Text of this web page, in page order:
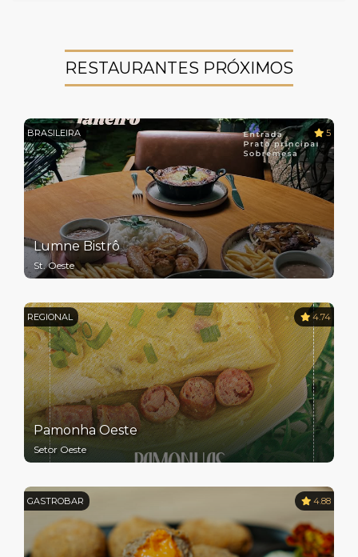
RESTAURANTES PRÓXIMOS
BRASILEIRA 5
Lumne Bistrô
St. Oeste
REGIONAL 4.74
Pamonha Oeste
Setor Oeste
GASTROBAR 4.88